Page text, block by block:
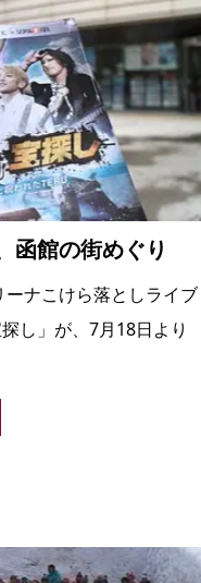
函館の街めぐり
ーナこけら落としライブ
し」が、7月18日より